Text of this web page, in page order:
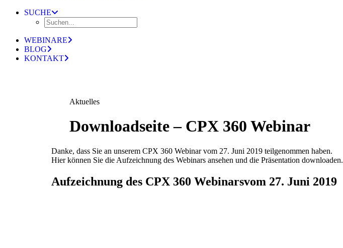
SUCHE
WEBINARE
BLOG
KONTAKT
Aktuelles
Downloadseite – CPX 360 Webinar
Danke, dass Sie an unserem CPX 360 Webinar vom 27. Juni 2019 teilgenommen haben.
Hier können Sie die Aufzeichnung des Webinars ansehen und die Präsentation downloaden.
Aufzeichnung des CPX 360 Webinarsvom 27. Juni 2019